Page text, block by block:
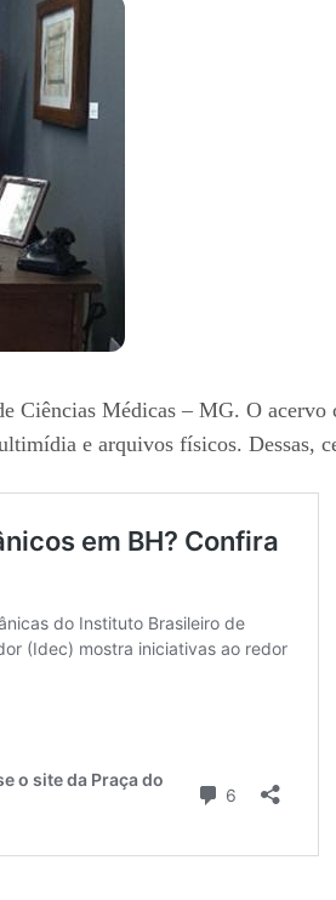
Ciências Médicas – MG. O
e arquivos físicos. Dessas,